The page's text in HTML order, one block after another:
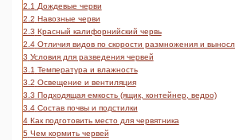
2.1 Дождевые черви
2.2 Навозные черви
2.3 Красный калифорнийский червь
2.4 Отличия видов по скорости размножения и
3 Условия для разведения червей
3.1 Температура и влажность
3.2 Освещение и вентиляция
3.3 Подходящая емкость (ящик, контейнер, ведро)
3.4 Состав почвы и подстилки
4 Как подготовить место для червятника
5 Чем кормить червей